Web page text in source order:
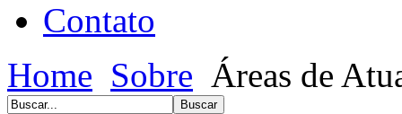
Contato
Home Sobre Áreas de